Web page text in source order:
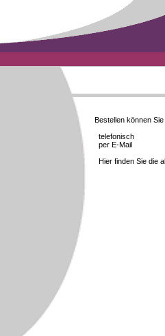
Bestellen können Sie
telefonisch
per E-Mail
Hier finden Sie die